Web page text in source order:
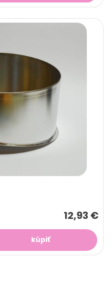
12,93 €